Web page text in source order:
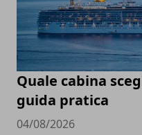
Quale cabina
guida pratica
04/08/2026